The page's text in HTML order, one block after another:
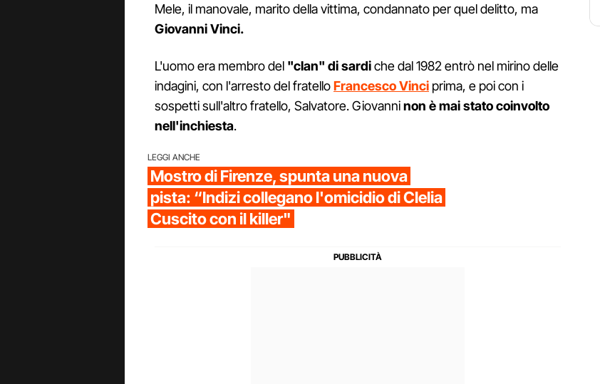
Mele, il manovale, marito della vittima, condannato per quel delitto, ma
Giovanni Vinci.
L'uomo era membro del "clan" di sardiche dal 1982 entrò nel mirino delle
indagini, con l'arresto del fratelloFrancesco Vinci prima, e poi con i
sospetti sull'altro fratello, Salvatore. Giovanninon è mai stato coinvolto
nell'inchiesta.
LEGGI ANCHE
Mostro di Firenze, spunta una nuova
pista: “Indizi collegano l'omicidio di Clelia
Cuscito con il killer"